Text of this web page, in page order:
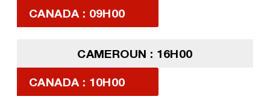
CANADA : 09H00
CAMEROUN : 16H00
CANADA : 10H00